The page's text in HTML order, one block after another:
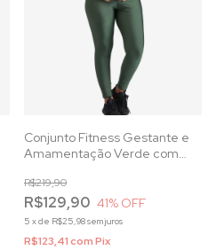
Conjunto Fitness Gestante e
Amamentação Verde com
R$129,90
R$219,90
41% OFF
5 xde R$25,98sem juros
R$123,41comPix